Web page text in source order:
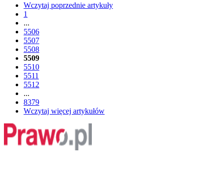
Wczytaj poprzednie artykuły
1
...
5506
5507
5508
5509
5510
5511
5512
...
8379
Wczytaj więcej artykułów